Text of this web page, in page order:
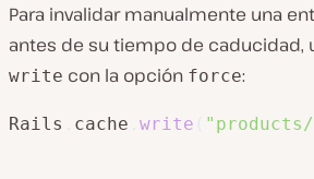
Para invalidar manualmente una
antes de su tiempo de caducidad,
write con la opción force:
Rails cache write